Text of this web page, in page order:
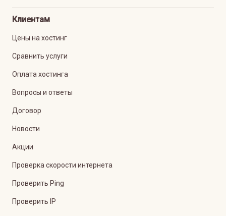
Клиентам
Цены на хостинг
Сравнить услуги
Оплата хостинга
Вопросы и ответы
Договор
Новости
Акции
Проверка скорости интернета
Проверить Ping
Проверить IP